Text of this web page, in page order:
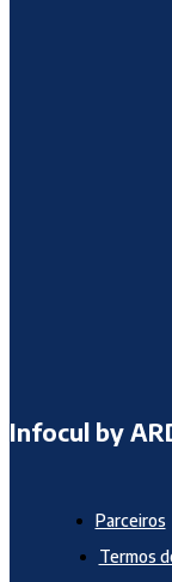
Infocul by
Parceiros
Termos